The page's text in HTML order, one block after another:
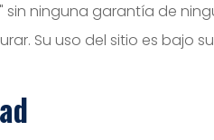
ninguna garantía de
Su uso del sitio es bajo